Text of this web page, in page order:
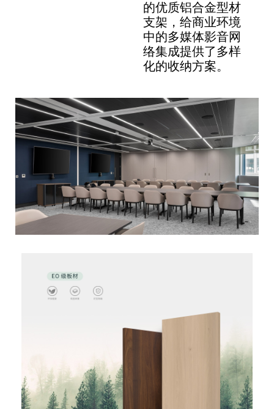
的优质铝合金型材
支架，给商业环境
中的多媒体影音网
络集成提供了多样
化的收纳方案。